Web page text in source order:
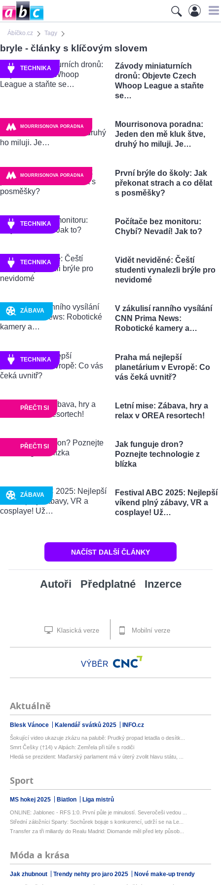
Ábíčko.cz Tagy
bryle - články s klíčovým slovem
TECHNIKA
Závody miniaturních
dronů: Objevte Czech
Whoop League a staňte
se…
MOURRISONOVA PORADNA
Mourrisonova poradna:
Jeden den mě kluk štve,
druhý ho miluji. Je…
MOURRISONOVA PORADNA
První brýle do školy: Jak
překonat strach a co dělat
s posměšky?
TECHNIKA
Počítače bez monitoru:
Chybí? Nevadí! Jak to?
TECHNIKA
Vidět neviděné: Čeští
studenti vynalezli brýle pro
nevidomé
ZÁBAVA
V zákulisí ranního vysílání
CNN Prima News:
Robotické kamery a…
TECHNIKA
Praha má nejlepší
planetárium v Evropě: Co
vás čeká uvnitř?
PŘEČTI SI
Letní mise: Zábava, hry a
relax v OREA resortech!
PŘEČTI SI
Jak funguje dron?
Poznejte technologie z
blízka
ZÁBAVA
Festival ABC 2025: Nejlepší
víkend plný zábavy, VR a
cosplaye! Už…
NAČÍST DALŠÍ ČLÁNKY
Autoři Předplatné Inzerce
Klasická verze Mobilní verze
VÝBĚR
Aktuálně
Blesk Vánoce Kalendář svátků 2025 INFO.cz
Šokující video ukazuje zkázu na palubě: Prudký propad letadla o desítk...
Smrt Češky (†14) v Alpách: Zemřela při túře s rodiči
Hledá se prezident: Maďarský parlament má v úterý zvolit hlavu státu, ...
Sport
MS hokej 2025 Biatlon Liga mistrů
ONLINE: Jablonec - RFS 1:0. První půle je minulostí. Severočeši vedou ...
Střední záložníci Sparty: Sochůrek bojuje s konkurencí, udrží se na Le...
Transfer za tři miliardy do Realu Madrid: Diomande měl před lety působ...
Móda a krása
Jak zhubnout Trendy nehty pro jaro 2025 Nové make-up trendy